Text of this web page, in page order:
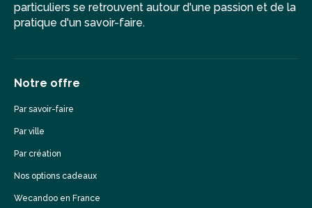
particuliers se retrouvent autour d'une passion et de la
pratique d'un savoir-faire.
Notre offre
Par savoir-faire
Par ville
Par création
Nos options cadeaux
Wecandoo en France